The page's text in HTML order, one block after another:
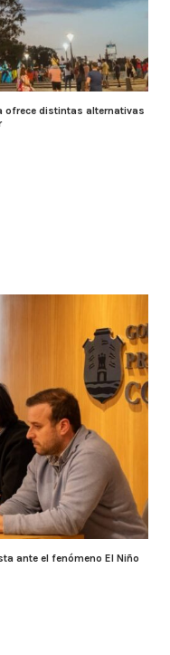
ofrece distintas alternativas
ante el fenómeno El Niño